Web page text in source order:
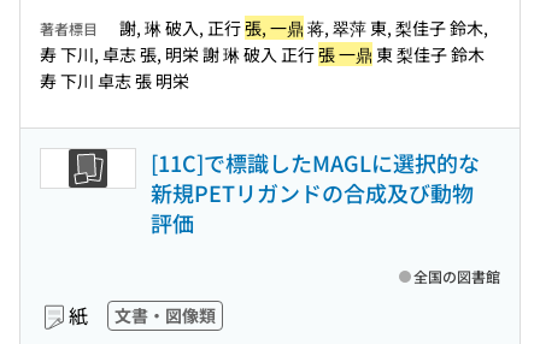
著者標目 謝, 琳 破入, 正行張, 一鼎 蒋, 翠萍 東, 梨佳子 鈴木,
寿 下川, 卓志 張, 明栄 謝 琳 破入 正行張 一鼎 東 梨佳子 鈴木
寿 下川 卓志 張 明栄
[11C]で標識したMAGLに選択的な
新規PETリガンドの合成及び動物
評価
紙 文書・図像類
全国の図書館